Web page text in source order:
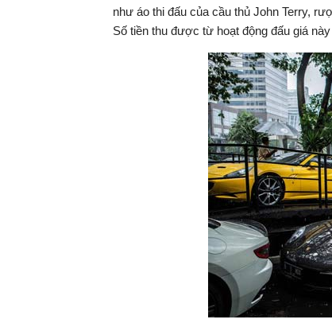
như áo thi đấu của cầu thủ John Terry,
Số tiền thu được từ hoạt động đấu giá